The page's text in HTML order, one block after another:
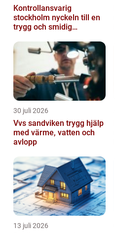
Kontrollansvarig
stockholm nyckeln till en
trygg och smidig
30 juli 2026
Vvs sandviken trygg hjälp
med värme, vatten och
avlopp
13 juli 2026